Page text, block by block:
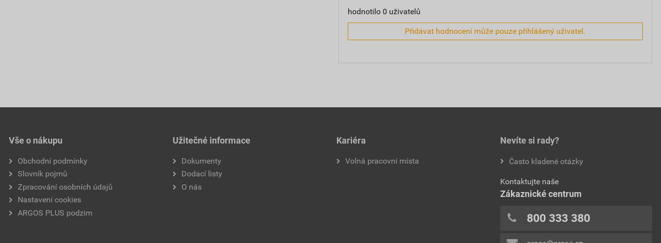
hodnotilo 0 uživatelů
Přidávat hodnocení může pouze přihlášený uživatel.
Vše o nákupu
Obchodní podmínky
Slovník pojmů
Zpracování osobních údajů
Nastavení cookies
ARGOS PLUS podzim
Užitečné informace
Dokumenty
Dodací listy
O nás
Kariéra
Volná pracovní místa
Nevíte si rady?
Často kladené otázky
Kontaktujte naše
Zákaznické centrum
800 333 380